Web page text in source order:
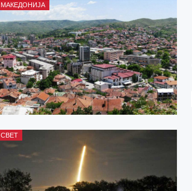
МАКЕДОНИЈА
СВЕТ